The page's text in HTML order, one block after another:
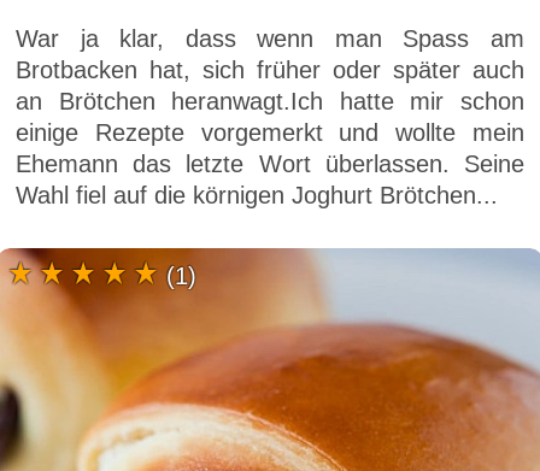
War ja klar, dass wenn man Spass am
Brotbacken hat, sich früher oder später auch
an Brötchen heranwagt.Ich hatte mir schon
einige Rezepte vorgemerkt und wollte mein
Ehemann das letzte Wort überlassen. Seine
Wahl fiel auf die körnigen Joghurt Brötchen...
(1)